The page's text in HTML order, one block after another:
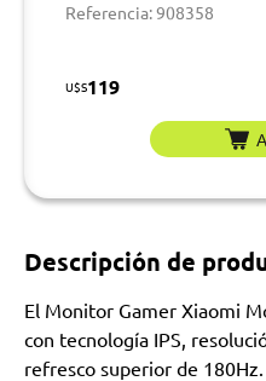
Referencia: 908358
U$S119
Descripción de
El Monitor Gamer Xiaomi
con tecnología IPS,
refresco superior de